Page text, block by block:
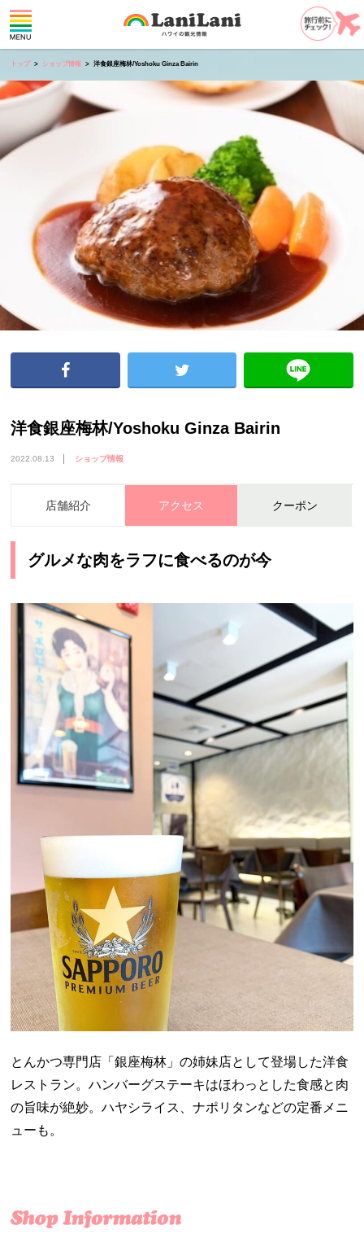
トップ ショップ情報 洋食銀座梅林/Yoshoku Ginza Bairin
洋食銀座梅林/Yoshoku Ginza Bairin
2022.08.13 ショップ情報
店舗紹介 アクセス クーポン
グルメな肉をラフに食べるのが今
とんかつ専門店「銀座梅林」の姉妹店として登場した洋食
レストラン。ハンバーグステーキはほわっとした食感と肉
の旨味が絶妙。ハヤシライス、ナポリタンなどの定番メニ
ューも。